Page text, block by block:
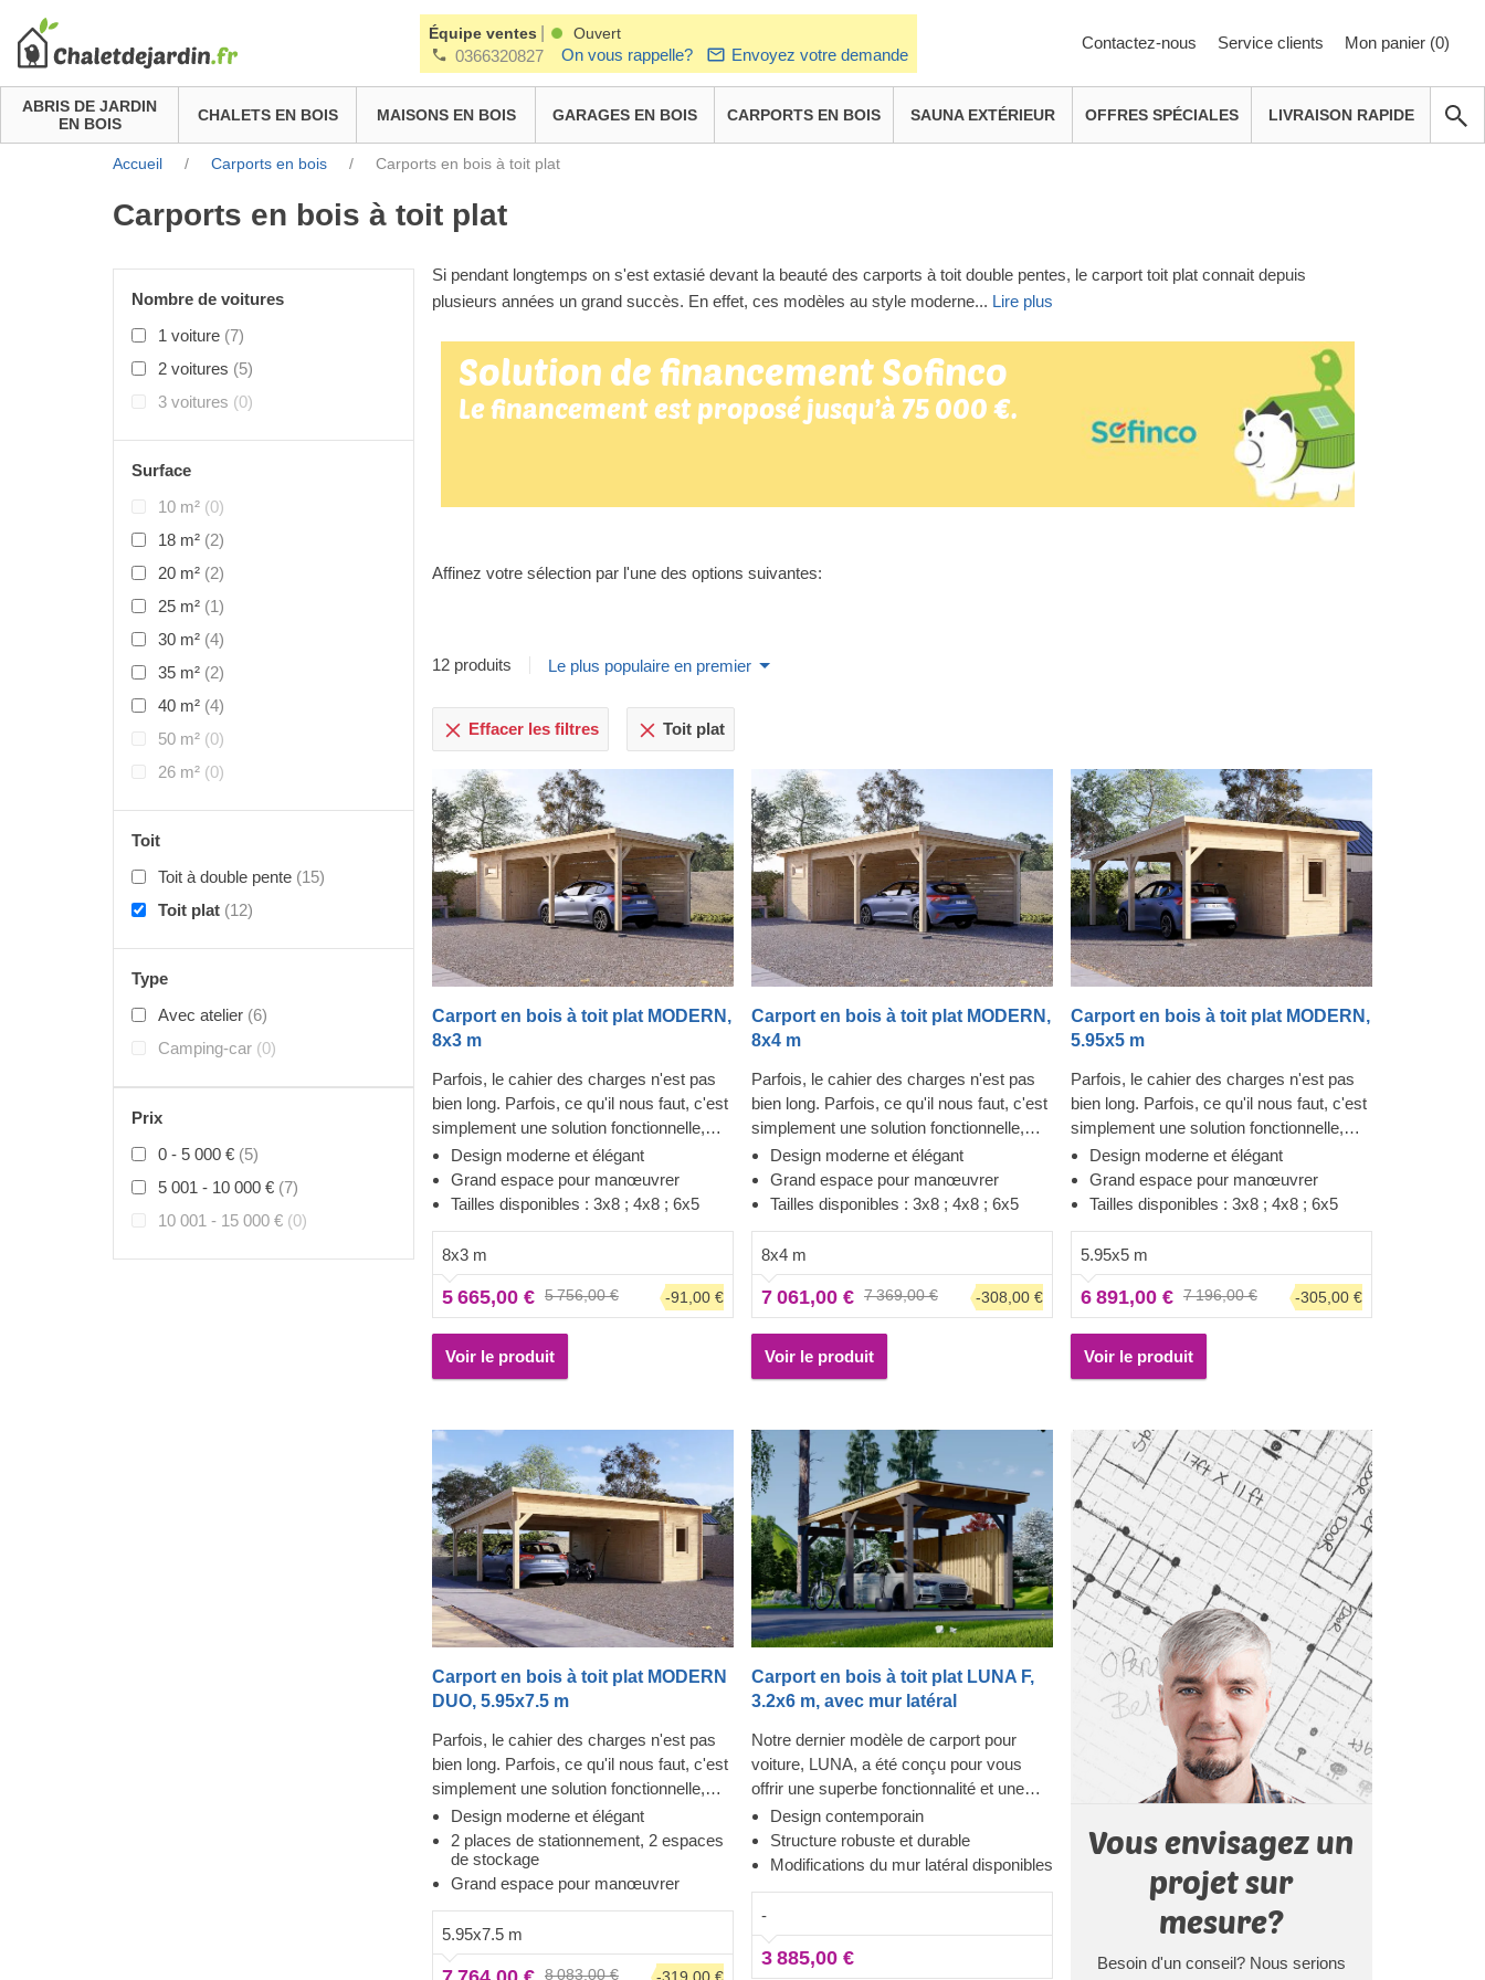
Équipe ventes Ouvert
0366320827 On vous rappelle? Envoyez votre demande
Contactez-nous Service clients Mon panier (0)
ABRIS DE JARDIN
EN BOIS
CHALETS EN BOIS MAISONS EN BOIS GARAGES EN BOIS CARPORTS EN BOIS SAUNA EXTÉRIEUR OFFRES SPÉCIALES LIVRAISON RAPIDE
Accueil / Carports en bois / Carports en bois à toit plat
Carports en bois à toit plat
Nombre de voitures
1 voiture (7)
2 voitures (5)
3 voitures (0)
Surface
10 m² (0)
18 m² (2)
20 m² (2)
25 m² (1)
30 m² (4)
35 m² (2)
40 m² (4)
50 m² (0)
26 m² (0)
Toit
Toit à double pente (15)
Toit plat (12)
Type
Avec atelier (6)
Camping-car (0)
Prix
0 - 5 000 € (5)
5 001 - 10 000 € (7)
10 001 - 15 000 € (0)
Si pendant longtemps on s'est extasié devant la beauté des carports à toit double pentes, le carport toit plat connait depuis
plusieurs années un grand succès. En effet, ces modèles au style moderne... Lire plus
Solution de financement Sofinco
Le financement est proposé jusqu’à 75 000 €.
Affinez votre sélection par l'une des options suivantes:
12 produits Le plus populaire en premier
Effacer les filtres Toit plat
Carport en bois à toit plat MODERN,
8x3 m
Parfois, le cahier des charges n'est pas
bien long. Parfois, ce qu'il nous faut, c'est
simplement une solution fonctionnelle,
fiable et élégante. Garer votre véhicule
dans cette structure peut se faire tous les
jours, grâce à ce parking couvert avec
croissance lente, le MODERN offre une
expérience de stationnement rapide, avec
une porte juste à côté de la voiture
donnant sur un espace de stockage. Ces
5m² supplémentaires peuvent être d'une
aide précieuse pour ranger pneus de
considérer également notre autres tailles !
Design moderne et élégant
Grand espace pour manœuvrer
Tailles disponibles : 3x8 ; 4x8 ; 6x5
8x3 m
5 665,00 € 5 756,00 € -91,00 €
Voir le produit
Carport en bois à toit plat MODERN,
8x4 m
Parfois, le cahier des charges n'est pas
bien long. Parfois, ce qu'il nous faut, c'est
simplement une solution fonctionnelle,
fiable et élégante. Garer votre véhicule
dans cette structure peut se faire tous les
jours, grâce à ce parking couvert avec
croissance lente, le MODERN offre une
expérience de stationnement rapide, avec
une porte juste à côté de la voiture
donnant sur un espace de stockage. Ces
7m² supplémentaires peuvent être d'une
aide précieuse pour ranger pneus de
considérer également notre autres tailles !
Design moderne et élégant
Grand espace pour manœuvrer
Tailles disponibles : 3x8 ; 4x8 ; 6x5
8x4 m
7 061,00 € 7 369,00 € -308,00 €
Voir le produit
Carport en bois à toit plat MODERN,
5.95x5 m
Parfois, le cahier des charges n'est pas
bien long. Parfois, ce qu'il nous faut, c'est
simplement une solution fonctionnelle,
fiable et élégante. Garer votre véhicule
dans cette structure peut se faire tous les
jours, grâce à ce parking couvert avec
croissance lente, le MODERN offre une
expérience de stationnement rapide. Ces
espaces supplémentaires peuvent être
d'une aide précieuse pour ranger pneus
de rechanges, outils ou vélos. Une offre
deux-en-un, mais assurez-vous de
Design moderne et élégant
Grand espace pour manœuvrer
Tailles disponibles : 3x8 ; 4x8 ; 6x5
5.95x5 m
6 891,00 € 7 196,00 € -305,00 €
Voir le produit
Carport en bois à toit plat MODERN
DUO, 5.95x7.5 m
Parfois, le cahier des charges n'est pas
bien long. Parfois, ce qu'il nous faut, c'est
simplement une solution fonctionnelle,
fiable et élégante. Garer vos véhicules
dans cette structure peut se faire tous les
jours, grâce à ce double parking couvert
avec stockage. Fabriqué en bois de
conifère à croissance lente, le MODERN
DUO offre une expérience de
stationnement rapide, avec une porte
Design moderne et élégant
2 places de stationnement, 2 espaces
de stockage
Grand espace pour manœuvrer
5.95x7.5 m
8 083,00 € -319,00 €
Carport en bois à toit plat LUNA F,
3.2x6 m, avec mur latéral
Notre dernier modèle de carport pour
voiture, LUNA, a été conçu pour vous
offrir une superbe fonctionnalité et une
esthétique contemporaine raffinée. Grâce
à sa forme moderne et élégante, son
design sublime et toit plat contemporain,
espace extérieur. En plus, la possibilité de
choisir le nombre de panneaux latéraux
Design contemporain
Structure robuste et durable
Modifications du mur latéral disponibles
-
3 885,00 €
Vous envisagez un
projet sur
mesure?
Besoin d'un conseil? Nous serions